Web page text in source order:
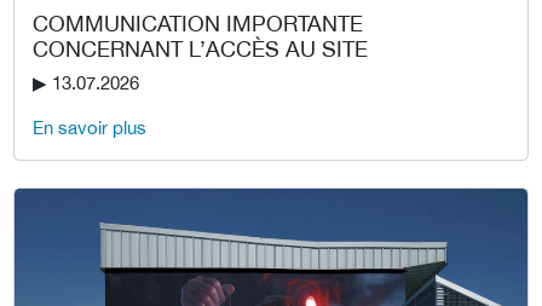
COMMUNICATION IMPORTANTE
CONCERNANT L’ACCÈS AU SITE
▶︎ 13.07.2026
En savoir plus